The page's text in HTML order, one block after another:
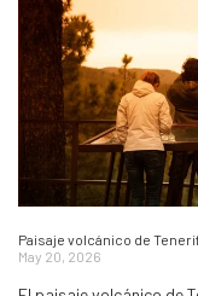
Paisaje volcánico de
May 20, 2026